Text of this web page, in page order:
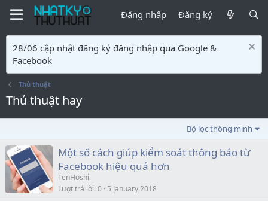
Đăng nhập Đăng ký
28/06 cập nhật đăng ký đăng nhập qua Google &
Facebook
Thủ thuật
Thủ thuật hay
Bộ lọc thông minh
Một số cách giúp kiểm soát thông báo từ
Facebook hiệu quả hơn
TenHoshi
Lượt trả lời 0 5 January 2018